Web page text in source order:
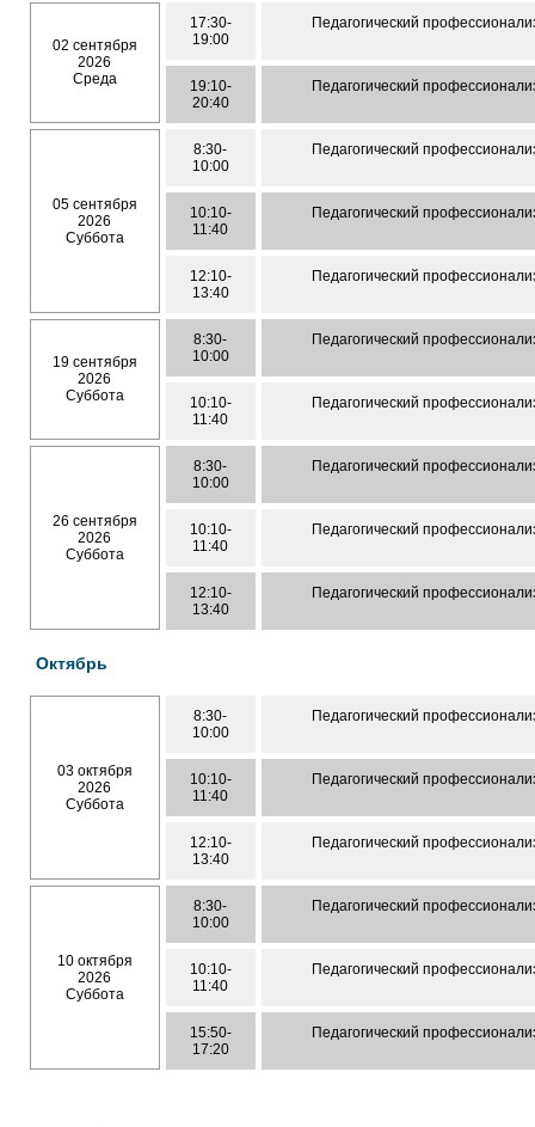
02 сентября
2026
Среда
17:30-
19:00
Педагогический
19:10-
20:40
Педагогический
05 сентября
2026
Суббота
8:30-
10:00
Педагогический
10:10-
11:40
Педагогический
12:10-
13:40
Педагогический
19 сентября
2026
Суббота
8:30-
10:00
Педагогический
10:10-
11:40
Педагогический
26 сентября
2026
Суббота
8:30-
10:00
Педагогический
10:10-
11:40
Педагогический
12:10-
13:40
Педагогический
Октябрь
03 октября
2026
Суббота
8:30-
10:00
Педагогический
10:10-
11:40
Педагогический
12:10-
13:40
Педагогический
10 октября
2026
Суббота
8:30-
10:00
Педагогический
10:10-
11:40
Педагогический
15:50-
17:20
Педагогический